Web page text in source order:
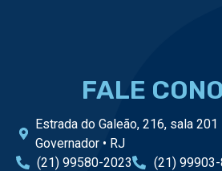
FALE
Estrada do Galeão, 216, sala 201
Governador • RJ
(21) 99580-2023
(21)